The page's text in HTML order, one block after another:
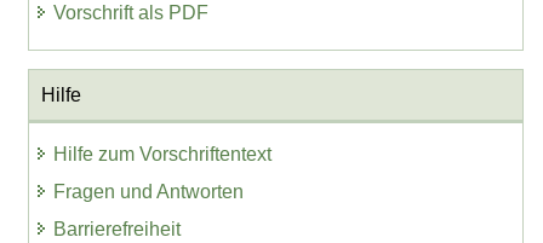
Vorschrift als PDF
Hilfe
Hilfe zum Vorschriftentext
Fragen und Antworten
Barrierefreiheit